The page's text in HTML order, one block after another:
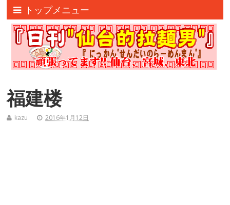
トップメニュー
福建楼
kazu 2016年1月12日